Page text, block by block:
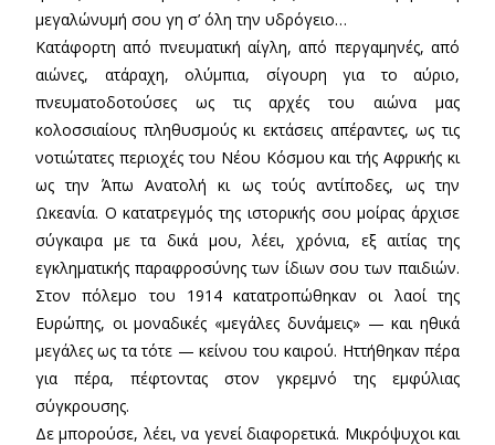
μεγαλώνυμή σου γη σ’ όλη την υδρόγειο…
Κατάφορτη από πνευματική αίγλη, από περγαμηνές, από
αιώνες, ατάραχη, ολύμπια, σίγουρη για το αύριο,
πνευματοδοτούσες ως τις αρχές του αιώνα μας
κολοσσιαίους πληθυσμούς κι εκτάσεις απέραντες, ως τις
νοτιώτατες περιοχές του Νέου Κόσμου και τής Αφρικής κι
ως την Άπω Ανατολή κι ως τούς αντίποδες, ως την
Ωκεανία. Ο κατατρεγμός της ιστορικής σου μοίρας άρχισε
σύγκαιρα με τα δικά μου, λέει, χρόνια, εξ αιτίας της
εγκληματικής παραφροσύνης των ίδιων σου των παιδιών.
Στον πόλεμο του 1914 κατατροπώθηκαν οι λαοί της
Ευρώπης, οι μοναδικές «μεγάλες δυνάμεις» — και ηθικά
μεγάλες ως τα τότε — κείνου του καιρού. Ηττήθηκαν πέρα
για πέρα, πέφτοντας στον γκρεμνό της εμφύλιας
σύγκρουσης.
Δε μπορούσε, λέει, να γενεί διαφορετικά. Μικρόψυχοι και